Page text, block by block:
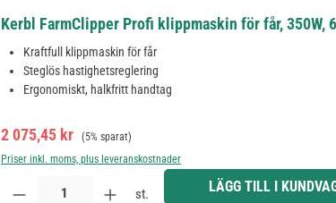
Kerbl FarmClipper Profi klippmaskin för får, 350W,
Kraftfull klippmaskin för får
Steglös hastighetsreglering
Ergonomiskt, halkfritt handtag
Försäljningspris:
2 075,45 kr Ordinarie pris:
(5% sparat)
Priser inkl. moms, plus leveranskostnader
Produktkvantitet: Ange önskat belopp eller använd knapparna för
st. LÄGG TILL I